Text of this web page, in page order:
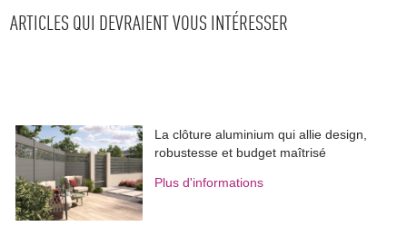
ARTICLES QUI DEVRAIENT VOUS INTÉRESSER
La clôture aluminium qui allie design,
robustesse et budget maîtrisé
Plus d'informations